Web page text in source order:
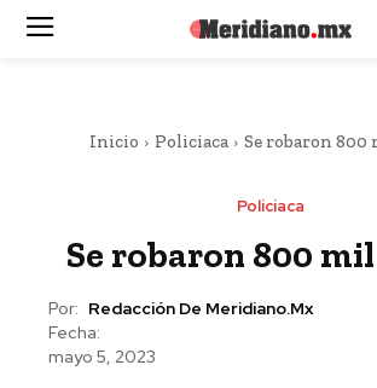
Inicio Policiaca Se robaron 800
Policiaca
Se robaron 800
Por: Redacción De Meridiano.mx
Fecha:
mayo 5, 2023